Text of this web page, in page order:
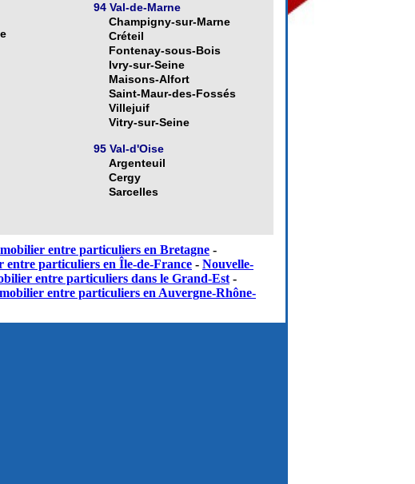
94 Val-de-Marne
Champigny-sur-Marne
Créteil
Fontenay-sous-Bois
Ivry-sur-Seine
Maisons-Alfort
Saint-Maur-des-Fossés
Villejuif
Vitry-sur-Seine
95 Val-d'Oise
Argenteuil
Cergy
Sarcelles
entre particuliers en Bretagne -
particuliers en Île-de-France - Nouvelle-
entre particuliers dans le Grand-Est -
entre particuliers en Auvergne-Rhône-